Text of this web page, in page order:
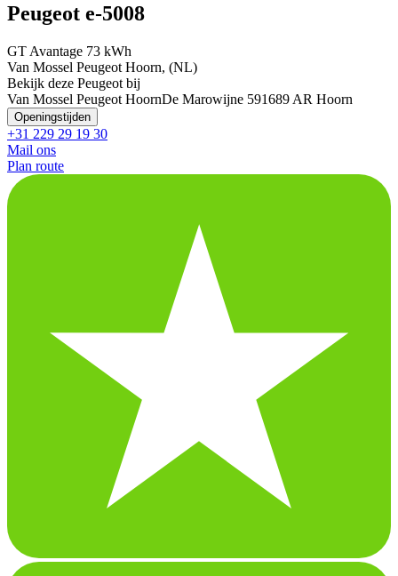
Peugeot e-5008
GT Avantage 73 kWh
Van Mossel Peugeot Hoorn, (NL)
Bekijk deze Peugeot bij
Van Mossel Peugeot HoornDe Marowijne 591689 AR Hoorn
Openingstijden
+31 229 29 19 30
Mail ons
Plan route